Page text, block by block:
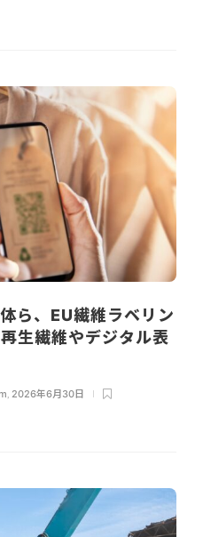
ら、EU繊維ラベリン
生繊維やデジタル表
, 2026年6月30日